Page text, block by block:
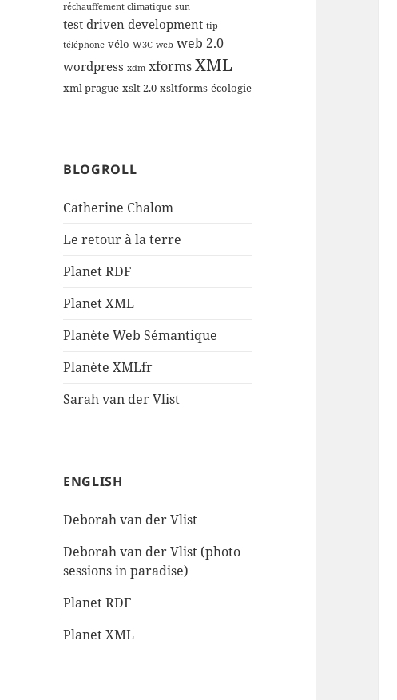
réchauffement climatique sun
test driven development tip
téléphone vélo W3C web web 2.0
wordpress xdm xformsXML
xml prague xslt 2.0 xsltforms écologie
BLOGROLL
Catherine Chalom
Le retour à la terre
Planet RDF
Planet XML
Planète Web Sémantique
Planète XMLfr
Sarah van der Vlist
ENGLISH
Deborah van der Vlist
Deborah van der Vlist (photo
sessions in paradise)
Planet RDF
Planet XML